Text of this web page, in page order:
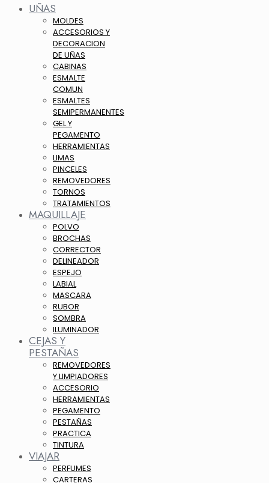
UÑAS
MOLDES
ACCESORIOS Y
DECORACION
DE UÑAS
CABINAS
ESMALTE
COMUN
ESMALTES
SEMIPERMANENTES
GEL Y
PEGAMENTO
HERRAMIENTAS
LIMAS
PINCELES
REMOVEDORES
TORNOS
TRATAMIENTOS
MAQUILLAJE
POLVO
BROCHAS
CORRECTOR
DELINEADOR
ESPEJO
LABIAL
MASCARA
RUBOR
SOMBRA
ILUMINADOR
CEJAS Y
PESTAÑAS
REMOVEDORES
Y LIMPIADORES
ACCESORIO
HERRAMIENTAS
PEGAMENTO
PESTAÑAS
PRACTICA
TINTURA
VIAJAR
PERFUMES
CARTERAS